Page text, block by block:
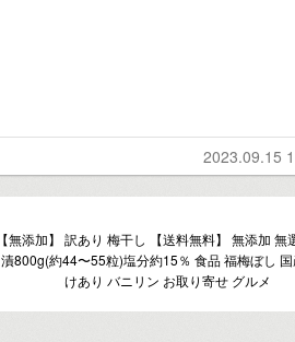
2023.09.15
【無添加】 訳あり 梅干し 【送料無料】 無添加 無
漬800g(約44〜55粒)塩分約15％ 食品 福梅ぼし
けあり バニリン お取り寄せ グルメ